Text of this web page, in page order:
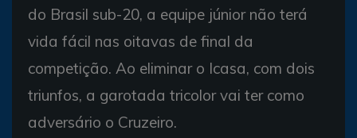
do Brasil sub-20, a equipe júnior não terá
vida fácil nas oitavas de final da
competição. Ao eliminar o Icasa, com dois
triunfos, a garotada tricolor vai ter como
adversário o Cruzeiro.